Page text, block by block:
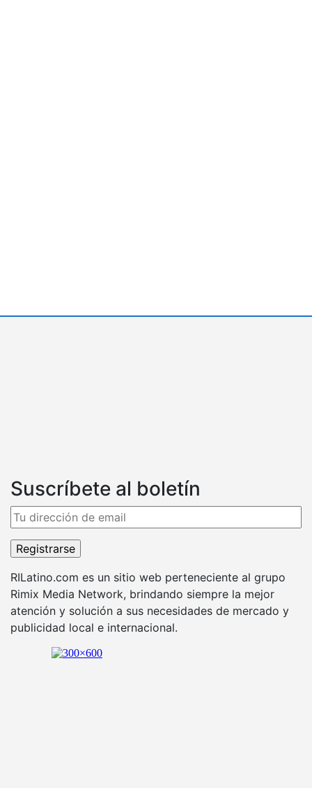
Suscríbete al boletín
RILatino.com es un sitio web perteneciente al grupo
Rimix Media Network, brindando siempre la mejor
atención y solución a sus necesidades de mercado y
publicidad local e internacional.